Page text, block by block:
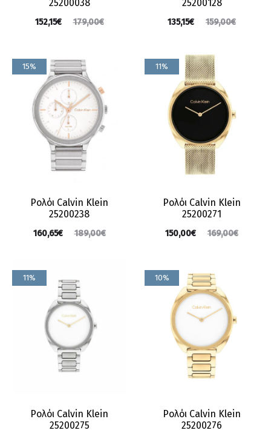
25200038
179,00€
152,15€
25200128
159,00€
135,15€
15%
Ρολόι Calvin Klein
25200238
189,00€
160,65€
11%
Ρολόι Calvin Klein
25200271
169,00€
150,00€
11%
Ρολόι Calvin Klein
25200275
10%
Ρολόι Calvin Klein
25200276